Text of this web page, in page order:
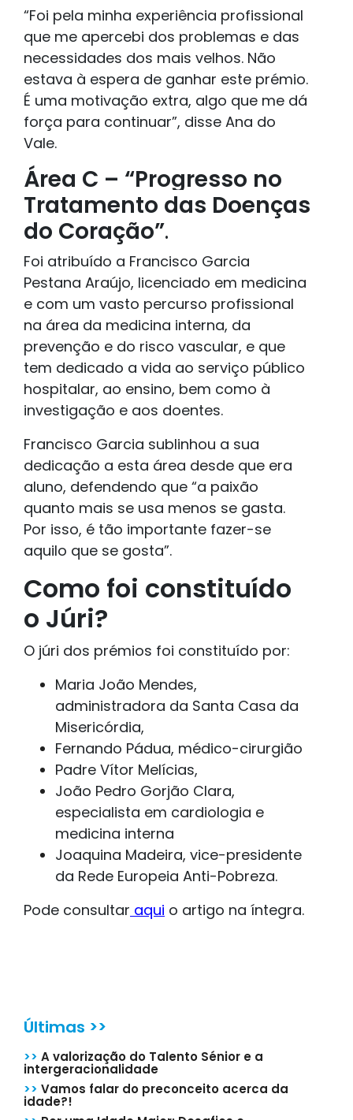
“Foi pela minha experiência profissional
que me apercebi dos problemas e das
necessidades dos mais velhos. Não
estava à espera de ganhar este prémio.
É uma motivação extra, algo que me dá
força para continuar”, disse Ana do
Vale.
Área C – “Progresso no
Tratamento das Doenças
do Coração”.
Foi atribuído a Francisco Garcia
Pestana Araújo, licenciado em medicina
e com um vasto percurso profissional
na área da medicina interna, da
prevenção e do risco vascular, e que
tem dedicado a vida ao serviço público
hospitalar, ao ensino, bem como à
investigação e aos doentes.
Francisco Garcia sublinhou a sua
dedicação a esta área desde que era
aluno, defendendo que “a paixão
quanto mais se usa menos se gasta.
Por isso, é tão importante fazer-se
aquilo que se gosta”.
Como foi constituído
o Júri?
O júri dos prémios foi constituído por:
Maria João Mendes,
administradora da Santa Casa da
Misericórdia,
Fernando Pádua, médico-cirurgião
Padre Vítor Melícias,
João Pedro Gorjão Clara,
especialista em cardiologia e
medicina interna
Joaquina Madeira, vice-presidente
da Rede Europeia Anti-Pobreza.
Pode consultar aqui o artigo na íntegra.
Últimas >>
>> A valorização do Talento Sénior e a
intergeracionalidade
>> Vamos falar do preconceito acerca da
idade?!